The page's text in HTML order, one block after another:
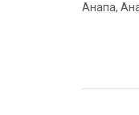
Анапа,